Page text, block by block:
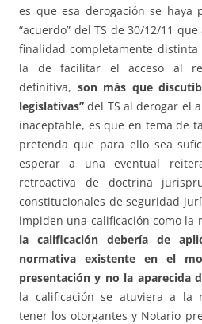
es que esa derogación se haya
“acuerdo” del TS de 30/12/11
finalidad completamente
la de facilitar el acceso al
definitiva, son más que
legislativas” del TS al derogar el
inaceptable, es que en tema de
pretenda que para ello sea
esperar a una eventual
retroactiva de doctrina
constitucionales de seguridad
impiden una calificación como la
la calificación debería de
normativa existente en el
presentación y no la aparecida
la calificación se atuviera a la
tener los otorgantes y Notario